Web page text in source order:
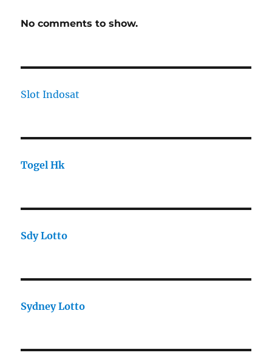
No comments to show.
Slot Indosat
Togel Hk
Sdy Lotto
Sydney Lotto